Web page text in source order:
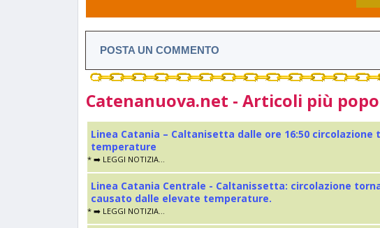
POSTA UN COMMENTO
Catenanuova.net - Articoli più
Linea Catania – Caltanisetta dalle ore 16:50
temperature
* ➡️ LEGGI NOTIZIA...
Linea Catania Centrale - Caltanissetta: circolazione
causato dalle elevate temperature.
* ➡️ LEGGI NOTIZIA...